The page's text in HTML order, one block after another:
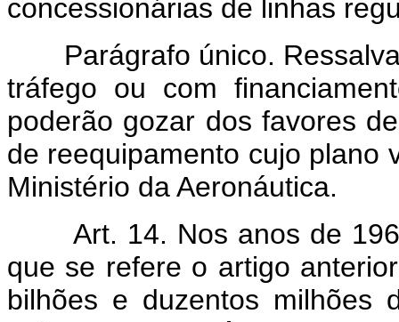
concessionárias de linhas
Parágrafo único.
tráfego ou com
poderão gozar dos favores
de reequipamento cujo plano
Ministério da Aeronáutica.
Art. 14. Nos anos de
que se refere o artigo
bilhões e duzentos milhões